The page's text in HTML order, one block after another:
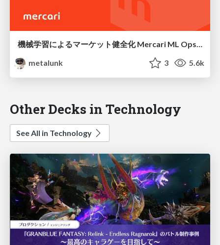
機械学習によるマーケット健全化 Mercari ML Ops Night #1
metalunk
3 5.6k
Other Decks in Technology
See All in Technology